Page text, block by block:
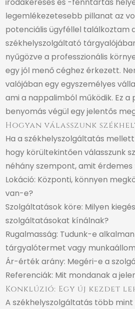
irodakeresés és -fenntartás
legemlékezetesebb pillanat az
potenciális ügyféllel találkoztam
székhelyszolgáltató
nyűgözve a professzionális
egy jól menő céghez érkezett.
valójában egy egyszemélyes
ami a nappalimból működik. Ez a
benyomás végül egy jelentős
Hogyan válasszunk
Ha a székhelyszolgáltatás
hogy körültekintően válasszunk
néhány szempont, amit érdemes
Lokáció: Központi, könnyen
van-e?
Szolgáltatások köre: Milyen
szolgáltatásokat kínálnak?
Rugalmasság: Tudunk-e
tárgyalótermet vagy
Ár-érték arány: Megéri-e a
Referenciák: Mit mondanak a
Konklúzió: Egy új kezdet
A székhelyszolgáltatás több